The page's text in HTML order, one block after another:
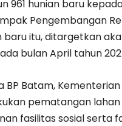
961 hunian baru
Pengembangan
baru itu, ditargetkan
bulan April tahun
BP Batam, Kementerian
pematangan
fasilitas sosial serta